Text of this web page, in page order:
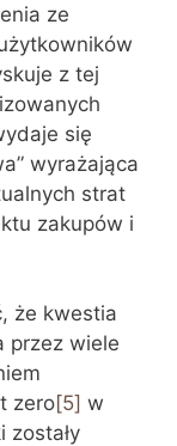
ze
z tej
się
wyrażająca
strat
zakupów i
że kwestia
przez wiele
zero[5] w
zostały